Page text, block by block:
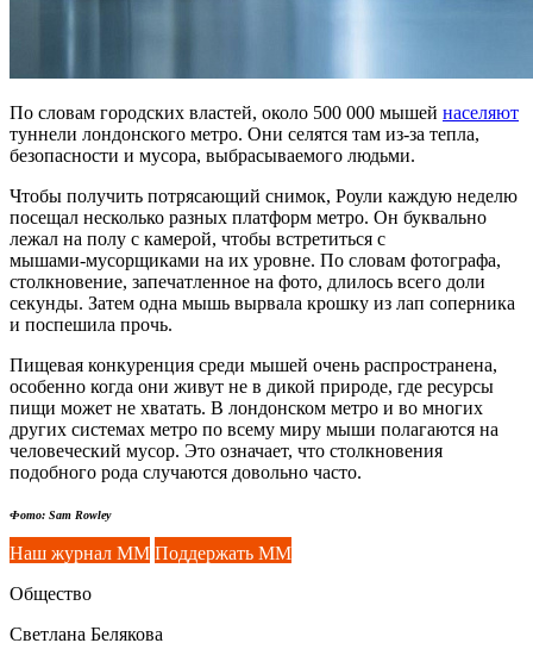
По словам городских властей, около 500 000 мышей населяют
туннели лондонского метро. Они селятся там из-за тепла,
безопасности и мусора, выбрасываемого людьми.
Чтобы получить потрясающий снимок, Роули каждую неделю
посещал несколько разных платформ метро. Он ​​буквально
лежал на полу с камерой, чтобы встретиться с
мышами-мусорщиками на их уровне. По словам фотографа,
столкновение, запечатленное на фото, длилось всего доли
секунды. Затем одна мышь вырвала крошку из лап соперника
и поспешила прочь.
Пищевая конкуренция среди мышей очень распространена,
особенно когда они живут не в дикой природе, где ресурсы
пищи может не хватать. В лондонском метро и во многих
других системах метро по всему миру мыши полагаются на
человеческий мусор. Это означает, что столкновения
подобного рода случаются довольно часто.
Фото: Sam Rowley
Наш журнал ММ Поддержать ММ
Общество
Светлана Белякова